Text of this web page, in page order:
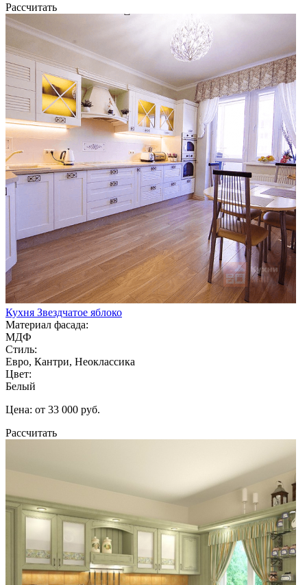
Рассчитать
Кухня Звездчатое яблоко
Материал фасада:
МДФ
Стиль:
Евро, Кантри, Неоклассика
Цвет:
Белый
Цена: от 33 000 руб.
Рассчитать